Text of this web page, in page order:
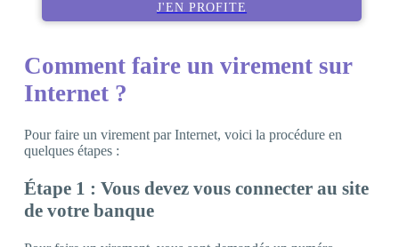
J'EN PROFITE
Comment faire un virement sur
Internet ?
Pour faire un virement par Internet, voici la procédure en
quelques étapes :
Étape 1 : Vous devez vous connecter au site
de votre banque